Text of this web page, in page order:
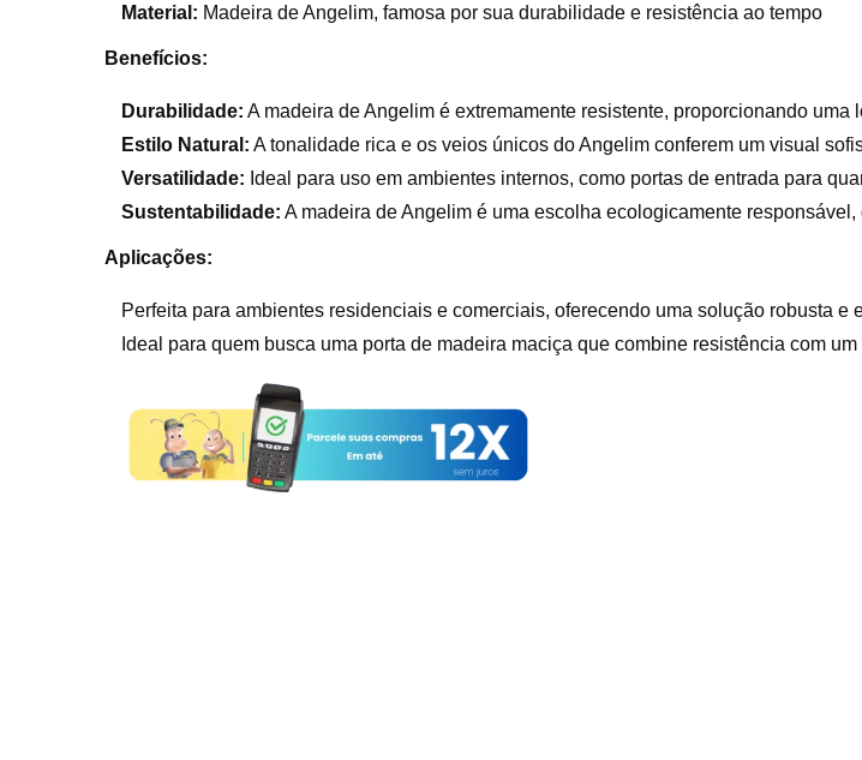
Material: Madeira de Angelim, famosa por sua durabilidade e resistência ao tempo
Benefícios:
Durabilidade: A madeira de Angelim é extremamente resistente, proporcionando
Estilo Natural: A tonalidade rica e os veios únicos do Angelim conferem um visual
Versatilidade: Ideal para uso em ambientes internos, como portas de entrada para
Sustentabilidade: A madeira de Angelim é uma escolha ecologicamente
Aplicações:
Perfeita para ambientes residenciais e comerciais, oferecendo uma solução robusta
Ideal para quem busca uma porta de madeira maciça que combine resistência com